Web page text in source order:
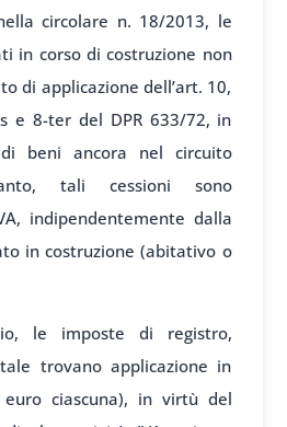
circolare n. 18/2013, le
in corso di costruzione non
di applicazione dell’art. 10,
e 8-ter del DPR 633/72, in
beni ancora nel circuito
tali cessioni sono
indipendentemente dalla
in costruzione (abitativo o
le imposte di registro,
trovano applicazione in
ciascuna), in virtù del